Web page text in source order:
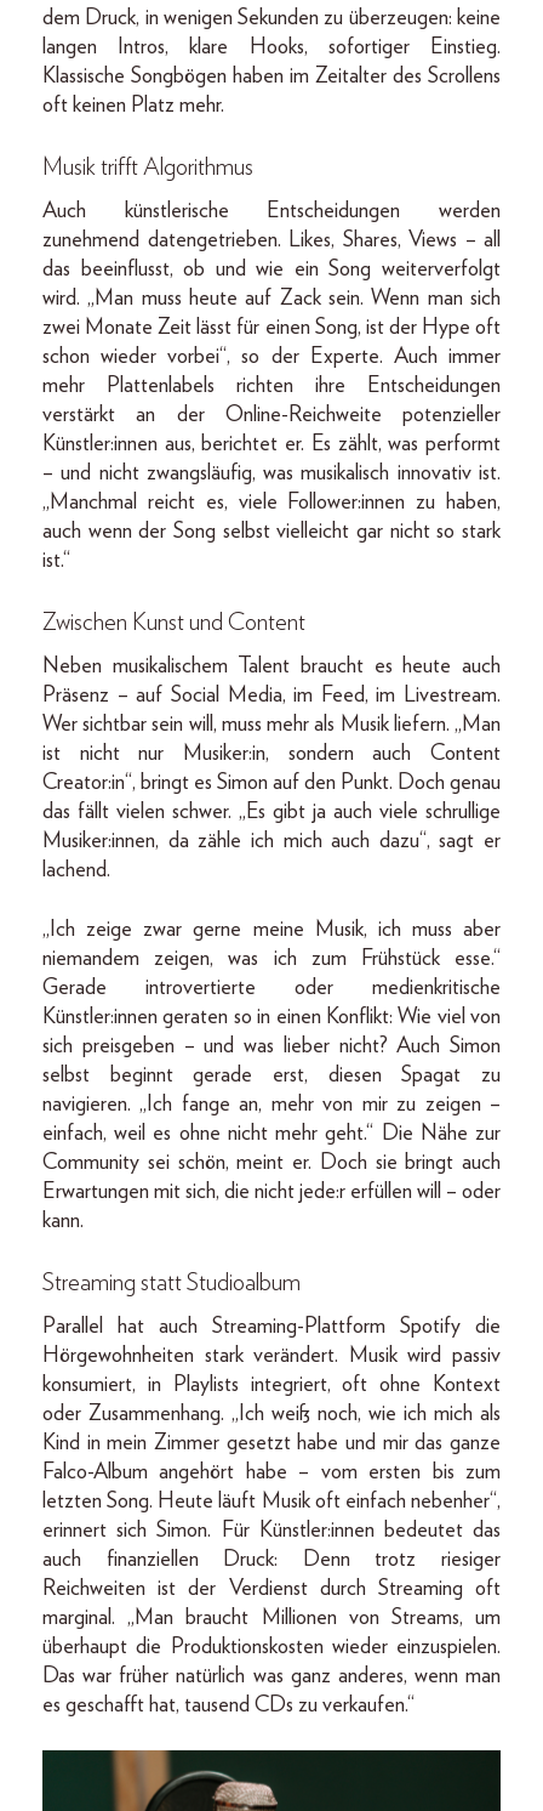
dem Druck, in wenigen Sekunden zu überzeugen: keine
langen Intros, klare Hooks, sofortiger Einstieg.
Klassische Songbögen haben im Zeitalter des Scrollens
oft keinen Platz mehr.
Musik trifft Algorithmus
Auch künstlerische Entscheidungen werden
zunehmend datengetrieben. Likes, Shares, Views – all
das beeinflusst, ob und wie ein Song weiterverfolgt
wird. „Man muss heute auf Zack sein. Wenn man sich
zwei Monate Zeit lässt für einen Song, ist der Hype oft
schon wieder vorbei“, so der Experte. Auch immer
mehr Plattenlabels richten ihre Entscheidungen
verstärkt an der Online-Reichweite potenzieller
Künstler:innen aus, berichtet er. Es zählt, was performt
– und nicht zwangsläufig, was musikalisch innovativ ist.
„Manchmal reicht es, viele Follower:innen zu haben,
auch wenn der Song selbst vielleicht gar nicht so stark
ist.“
Zwischen Kunst und Content
Neben musikalischem Talent braucht es heute auch
Präsenz – auf Social Media, im Feed, im Livestream.
Wer sichtbar sein will, muss mehr als Musik liefern. „Man
ist nicht nur Musiker:in, sondern auch Content
Creator:in“, bringt es Simon auf den Punkt. Doch genau
das fällt vielen schwer. „Es gibt ja auch viele schrullige
Musiker:innen, da zähle ich mich auch dazu“, sagt er
lachend.
„Ich zeige zwar gerne meine Musik, ich muss aber
niemandem zeigen, was ich zum Frühstück esse.“
Gerade introvertierte oder medienkritische
Künstler:innen geraten so in einen Konflikt: Wie viel von
sich preisgeben – und was lieber nicht? Auch Simon
selbst beginnt gerade erst, diesen Spagat zu
navigieren. „Ich fange an, mehr von mir zu zeigen –
einfach, weil es ohne nicht mehr geht.“ Die Nähe zur
Community sei schön, meint er. Doch sie bringt auch
Erwartungen mit sich, die nicht jede:r erfüllen will – oder
kann.
Streaming statt Studioalbum
Parallel hat auch Streaming-Plattform Spotify die
Hörgewohnheiten stark verändert. Musik wird passiv
konsumiert, in Playlists integriert, oft ohne Kontext
oder Zusammenhang. „Ich weiß noch, wie ich mich als
Kind in mein Zimmer gesetzt habe und mir das ganze
Falco-Album angehört habe – vom ersten bis zum
letzten Song. Heute läuft Musik oft einfach nebenher“,
erinnert sich Simon. Für Künstler:innen bedeutet das
auch finanziellen Druck: Denn trotz riesiger
Reichweiten ist der Verdienst durch Streaming oft
marginal. „Man braucht Millionen von Streams, um
überhaupt die Produktionskosten wieder einzuspielen.
Das war früher natürlich was ganz anderes, wenn man
es geschafft hat, tausend CDs zu verkaufen.“